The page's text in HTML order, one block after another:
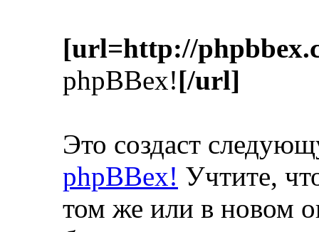
[url=http://
phpBBex![/url]
Это создаст
phpBBex! Учтите,
том же или в новом